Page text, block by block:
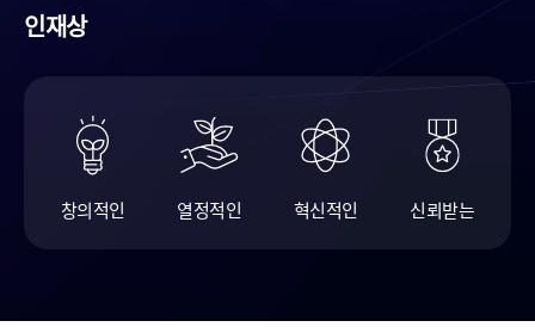
인재상
창의적인 열정적인 혁신적인 신뢰받는